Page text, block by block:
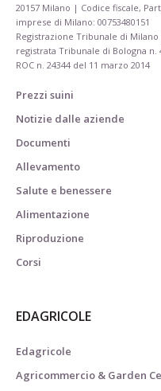
20157 Milano | Codice fiscale,
imprese di Milano: 00753480151
Registrazione Tribunale di
registrata Tribunale di Bologna n.
ROC n. 24344 del 11 marzo 2014
Prezzi suini
Notizie dalle aziende
Documenti
Allevamento
Salute e benessere
Alimentazione
Riproduzione
Corsi
EDAGRICOLE
Edagricole
Agricommercio & Garden